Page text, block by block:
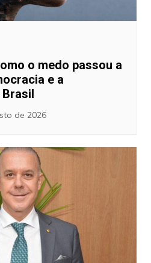
o medo passou a
e a
de 2026